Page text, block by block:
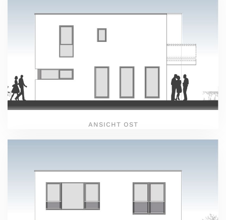
ANSICHT OST